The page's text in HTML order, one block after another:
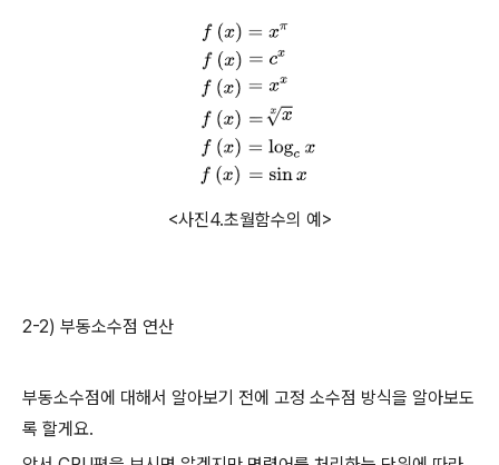
<사진4.초월함수의 예>
2-2) 부동소수점 연산
부동소수점에 대해서 알아보기 전에 고정 소수점 방식을 알아보도
록 할게요.